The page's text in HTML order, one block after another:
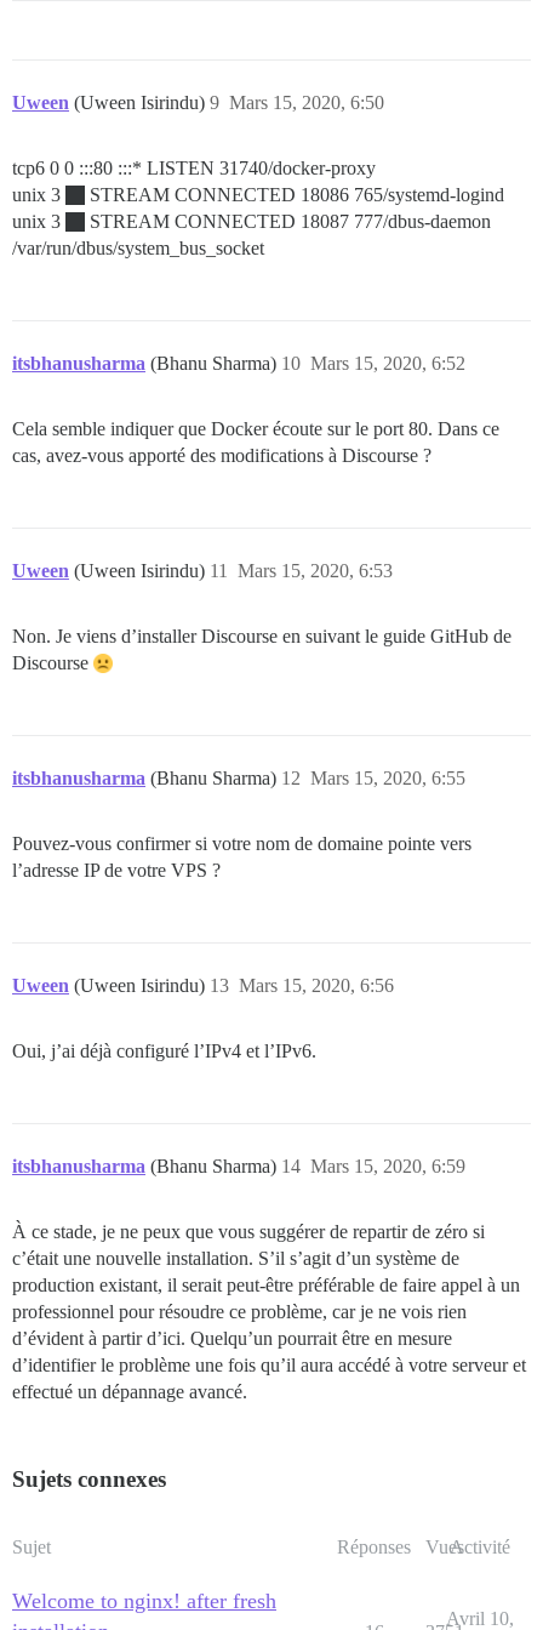
Uween (Uween Isirindu) Mars 15, 2020, 6:50
9
tcp6 0 0 :::80 :::* LISTEN 31740/docker-proxy
unix 3
STREAM CONNECTED 18086 765/systemd-logind
unix 3
STREAM CONNECTED 18087 777/dbus-daemon
/var/run/dbus/system_bus_socket
itsbhanusharma (Bhanu Sharma) Mars 15, 2020, 6:52
10
Cela semble indiquer que Docker écoute sur le port 80. Dans ce
cas, avez-vous apporté des modifications à Discourse ?
Uween (Uween Isirindu) Mars 15, 2020, 6:53
11
Non. Je viens d’installer Discourse en suivant le guide GitHub de
Discourse
itsbhanusharma (Bhanu Sharma) Mars 15, 2020, 6:55
12
Pouvez-vous confirmer si votre nom de domaine pointe vers
l’adresse IP de votre VPS ?
Uween (Uween Isirindu) Mars 15, 2020, 6:56
13
Oui, j’ai déjà configuré l’IPv4 et l’IPv6.
itsbhanusharma (Bhanu Sharma) Mars 15, 2020, 6:59
14
À ce stade, je ne peux que vous suggérer de repartir de zéro si
c’était une nouvelle installation. S’il s’agit d’un système de
production existant, il serait peut-être préférable de faire appel à un
professionnel pour résoudre ce problème, car je ne vois rien
d’évident à partir d’ici. Quelqu’un pourrait être en mesure
d’identifier le problème une fois qu’il aura accédé à votre serveur et
effectué un dépannage avancé.
Sujets connexes
Sujet Réponses VuesActivité
Welcome to nginx! after fresh
Avril 10,